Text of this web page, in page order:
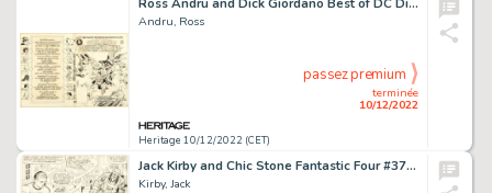
Andru, Ross
Heritage 10/12/2022 (CET)
terminée
10/12/2022
passez premium
Jack Kirby and Chic Stone Fantastic Four #37 Story Page 2 Original Art (Marvel, 1965)....
Kirby, Jack